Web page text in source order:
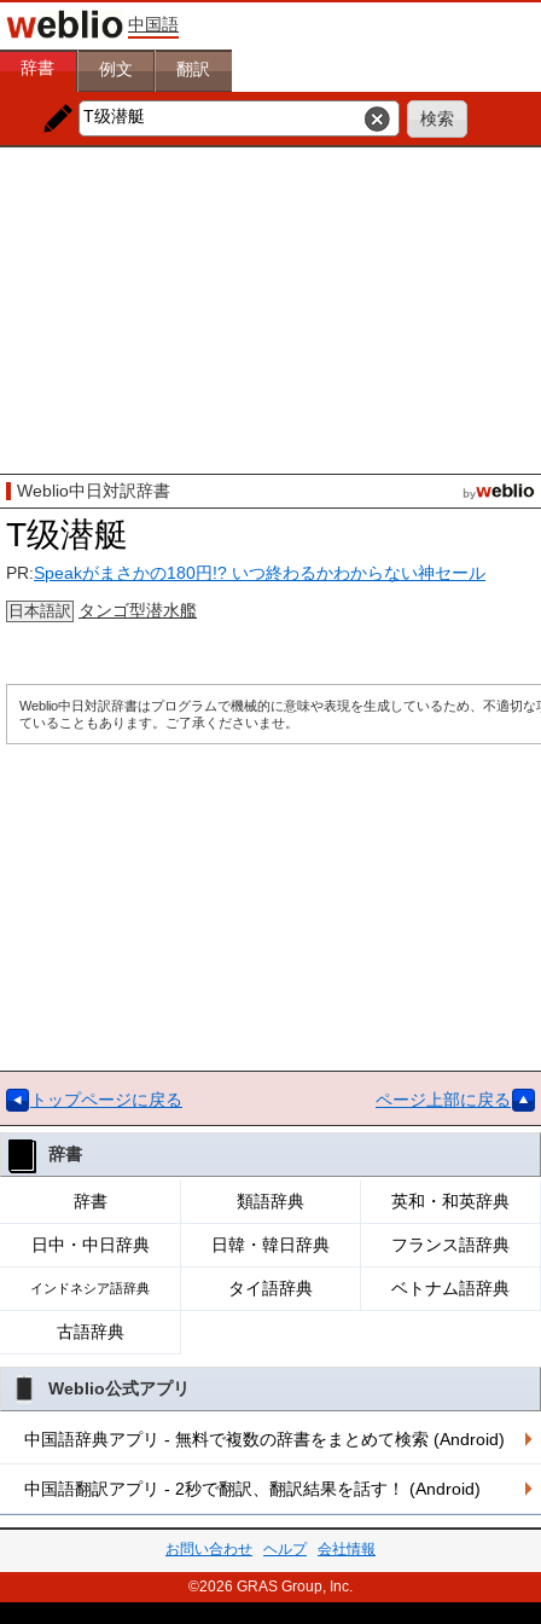
中国語
辞書 例文 翻訳
Weblio中日対訳辞書
T级潜艇
PR:Speakがまさかの180円!? いつ終わるかわからない神セール
日本語訳 タンゴ型潜水艦
Weblio中日対訳辞書はプログラムで機械的に意味や表現を生成しているため、不適切な
ていることもあります。ご了承くださいませ。
トップページに戻る ページ上部に戻る
辞書
辞書 類語辞典 英和・和英辞典
日中・中日辞典 日韓・韓日辞典 フランス語辞典
インドネシア語辞典 タイ語辞典 ベトナム語辞典
古語辞典
Weblio公式アプリ
中国語辞典アプリ - 無料で複数の辞書をまとめて検索 (Android)
中国語翻訳アプリ - 2秒で翻訳、翻訳結果を話す！ (Android)
お問い合わせ ヘルプ 会社情報
©2026 GRAS Group, Inc.